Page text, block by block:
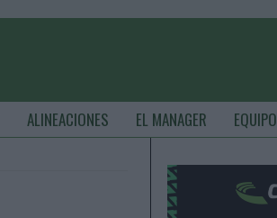
ALINEACIONES EL MANAGER EQUIPO